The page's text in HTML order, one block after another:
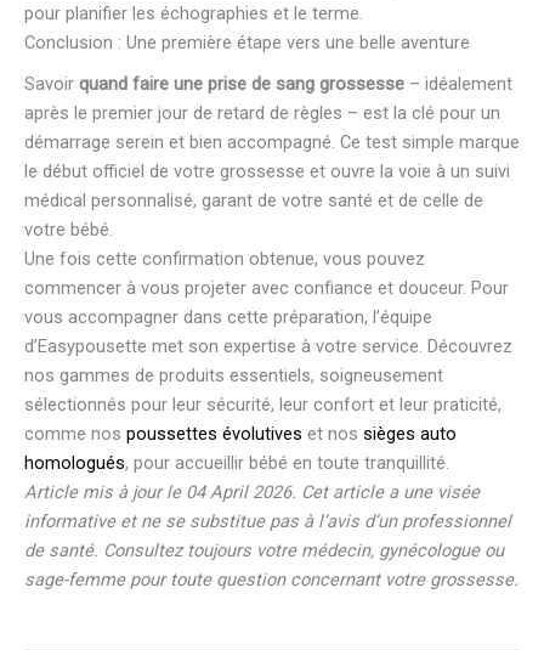
pour planifier les échographies et le terme.
Conclusion : Une première étape vers une belle aventure
Savoir quand faire une prise de sang grossesse – idéalement
après le premier jour de retard de règles – est la clé pour un
démarrage serein et bien accompagné. Ce test simple marque
le début officiel de votre grossesse et ouvre la voie à un suivi
médical personnalisé, garant de votre santé et de celle de
votre bébé.
Une fois cette confirmation obtenue, vous pouvez
commencer à vous projeter avec confiance et douceur. Pour
vous accompagner dans cette préparation, l’équipe
d’Easypousette met son expertise à votre service. Découvrez
nos gammes de produits essentiels, soigneusement
sélectionnés pour leur sécurité, leur confort et leur praticité,
comme nos poussettes évolutives et nos sièges auto
homologués, pour accueillir bébé en toute tranquillité.
Article mis à jour le 04 April 2026. Cet article a une visée
informative et ne se substitue pas à l’avis d’un professionnel
de santé. Consultez toujours votre médecin, gynécologue ou
sage-femme pour toute question concernant votre grossesse.